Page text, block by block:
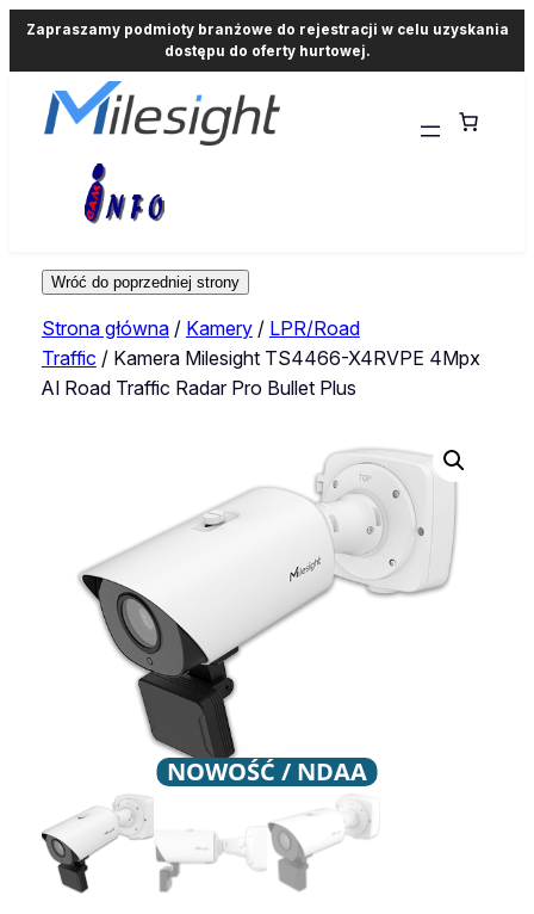
Zapraszamy podmioty branżowe do rejestracji w celu uzyskania
dostępu do oferty hurtowej.
Strona główna/ Kamery/ LPR/Road
Traffic / Kamera Milesight TS4466-X4RVPE 4Mpx
AI Road Traffic Radar Pro Bullet Plus
NOWOŚĆ / NDAA